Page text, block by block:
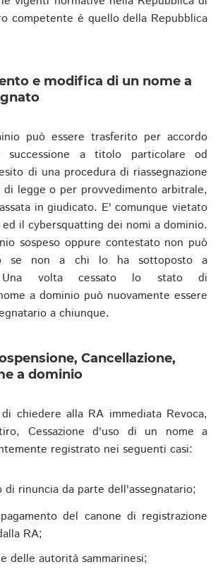
competente è quello della Repubblica
e modifica di un nome a
può essere trasferito per accordo
a titolo particolare od
di una procedura di riassegnazione
legge o per provvedimento arbitrale,
in giudicato. E' comunque vietato
il cybersquatting dei nomi a dominio.
sospeso oppure contestato non può
se non a chi lo ha sottoposto a
Una volta cessato lo stato di
a dominio può nuovamente essere
a chiunque.
Cancellazione,
a dominio
chiedere alla RA immediata Revoca,
Cessazione d'uso di un nome a
registrato nei seguenti casi:
di rinuncia da parte dell'assegnatario;
del canone di registrazione
RA;
delle autorità sammarinesi;